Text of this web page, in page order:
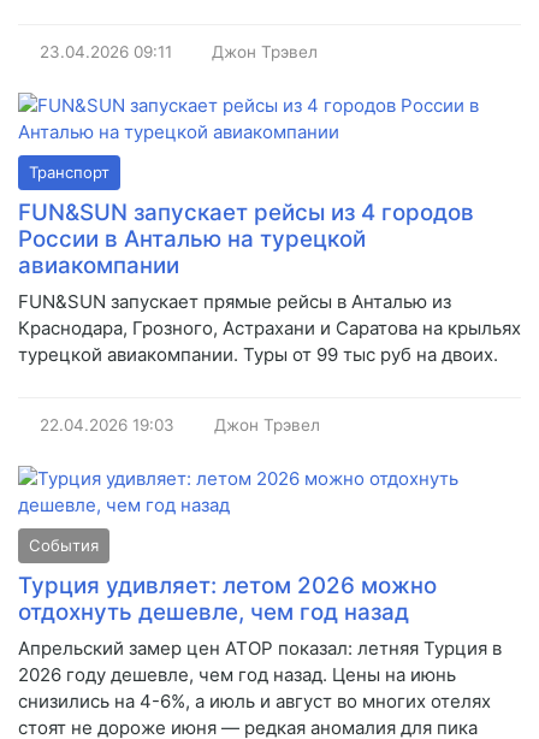
23.04.2026 09:11 Джон Трэвел
Транспорт
FUN&SUN запускает рейсы из 4 городов
России в Анталью на турецкой
авиакомпании
FUN&SUN запускает прямые рейсы в Анталью из
Краснодара, Грозного, Астрахани и Саратова на крыльях
турецкой авиакомпании. Туры от 99 тыс руб на двоих.
22.04.2026 19:03 Джон Трэвел
События
Турция удивляет: летом 2026 можно
отдохнуть дешевле, чем год назад
Апрельский замер цен АТОР показал: летняя Турция в
2026 году дешевле, чем год назад. Цены на июнь
снизились на 4-6%, а июль и август во многих отелях
стоят не дороже июня — редкая аномалия для пика